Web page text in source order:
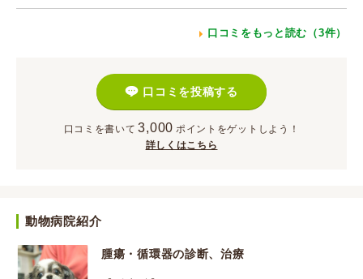
口コミをもっと読む（3件）
口コミを投稿する
口コミを書いて 3,000 ポイント をゲットしよう！
詳しくはこちら
動物病院紹介
腫瘍・循環器の診断、治療